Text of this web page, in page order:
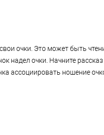
очки. Это может быть
надел очки. Начните
ассоциировать ношение